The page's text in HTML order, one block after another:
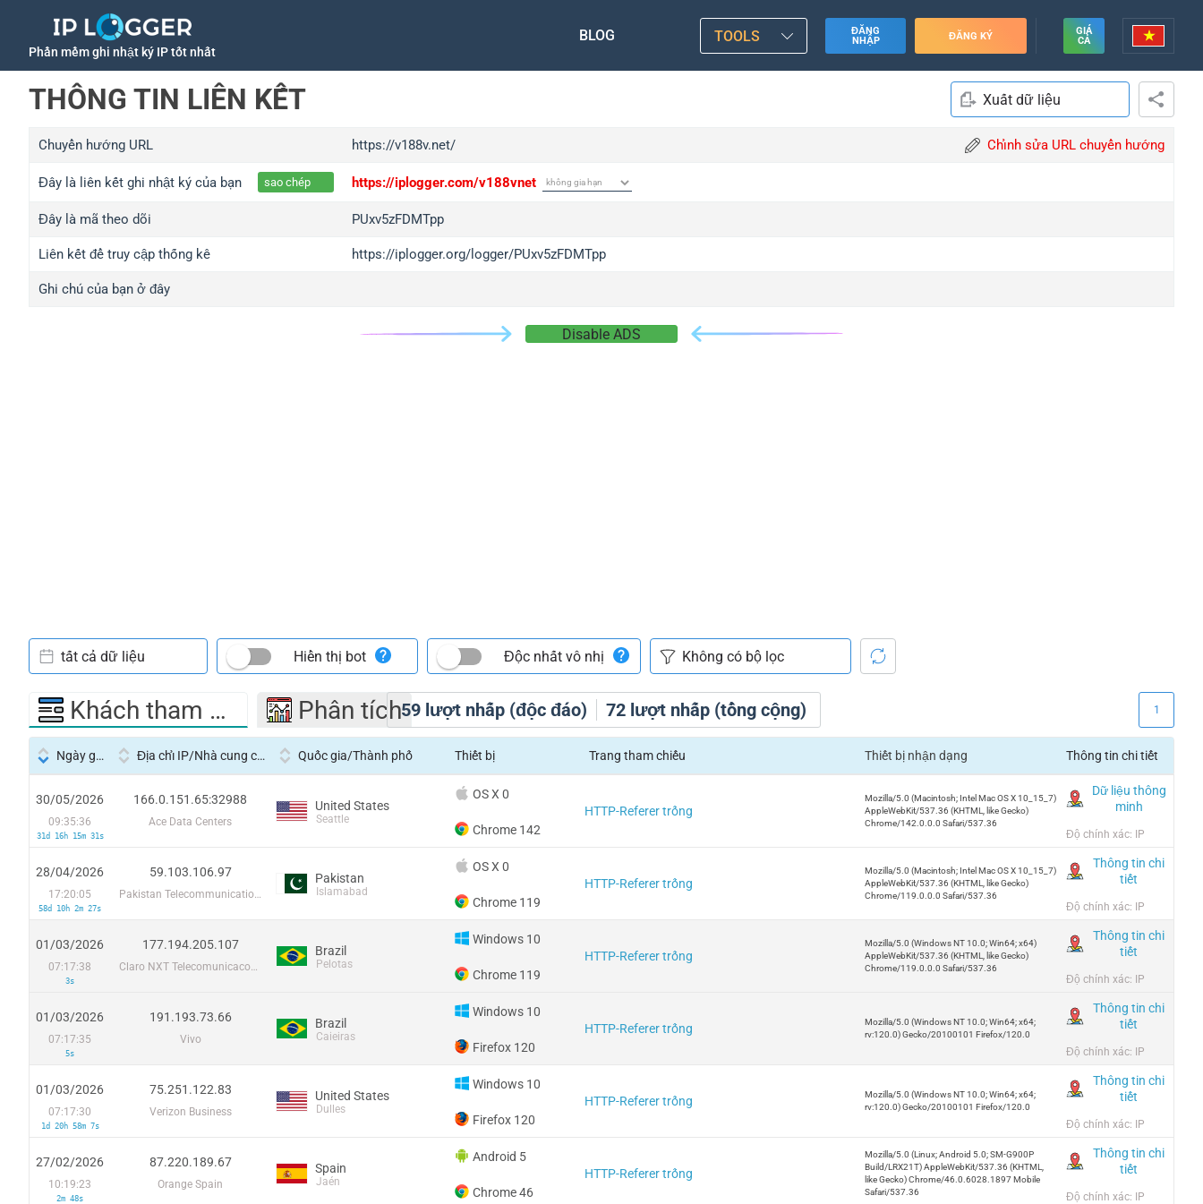
Phần mềm ghi nhật ký IP tốt nhất
BLOG TOOLS
ĐĂNG
NHẬP
ĐĂNG KÝ
GIÁ
CẢ
THÔNG TIN LIÊN KẾT Xuất dữ liệu
Chuyển hướng URL https://v188v.net/ Chỉnh sửa URL chuyển hướng
Đây là liên kết ghi nhật ký của bạn sao chép https://iplogger.com/v188vnet
Đây là mã theo dõi PUxv5zFDMTpp
Liên kết để truy cập thống kê https://iplogger.org/logger/PUxv5zFDMTpp
Ghi chú của bạn ở đây
Disable ADS
59 lượt nhấp (độc đáo) 72 lượt nhấp (tổng cộng)
tất cả dữ liệu Hiển thị bot Độc nhất vô nhị
Khách tham quan Phân tích 1
Ngày giờ Địa chỉ IP/Nhà cung cấp dịch vụ Quốc gia/Thành phố Thiết bị Trang tham chiếu Thiết bị nhận dạng Thông tin chi tiết
30/05/2026
09:35:36
31d 16h 15m 31s
166.0.151.65:32988
Ace Data Centers
United States
Seattle
OS X 0
Chrome 142
HTTP-Referer trống
Mozilla/5.0 (Macintosh; Intel Mac OS X 10_15_7)
AppleWebKit/537.36 (KHTML, like Gecko)
Chrome/142.0.0.0 Safari/537.36
Dữ liệu thông
minh
Độ chính xác: IP
28/04/2026
17:20:05
58d 10h 2m 27s
59.103.106.97
Pakistan Telecommunication Company Limited
Pakistan
Islamabad
OS X 0
Chrome 119
HTTP-Referer trống
Mozilla/5.0 (Macintosh; Intel Mac OS X 10_15_7)
AppleWebKit/537.36 (KHTML, like Gecko)
Chrome/119.0.0.0 Safari/537.36
Thông tin chi
tiết
Độ chính xác: IP
01/03/2026
07:17:38
3s
177.194.205.107
Claro NXT Telecomunicacoes Ltda
Brazil
Pelotas
Windows 10
Chrome 119
HTTP-Referer trống
Mozilla/5.0 (Windows NT 10.0; Win64; x64)
AppleWebKit/537.36 (KHTML, like Gecko)
Chrome/119.0.0.0 Safari/537.36
Thông tin chi
tiết
Độ chính xác: IP
01/03/2026
07:17:35
5s
191.193.73.66
Vivo
Brazil
Caieiras
Windows 10
Firefox 120
HTTP-Referer trống
Mozilla/5.0 (Windows NT 10.0; Win64; x64;
rv:120.0) Gecko/20100101 Firefox/120.0
Thông tin chi
tiết
Độ chính xác: IP
01/03/2026
07:17:30
1d 20h 58m 7s
75.251.122.83
Verizon Business
United States
Dulles
Windows 10
Firefox 120
HTTP-Referer trống
Mozilla/5.0 (Windows NT 10.0; Win64; x64;
rv:120.0) Gecko/20100101 Firefox/120.0
Thông tin chi
tiết
Độ chính xác: IP
27/02/2026
10:19:23
2m 48s
87.220.189.67
Orange Spain
Spain
Jaén
Android 5
Chrome 46
HTTP-Referer trống
Mozilla/5.0 (Linux; Android 5.0; SM-G900P
Build/LRX21T) AppleWebKit/537.36 (KHTML,
like Gecko) Chrome/46.0.6028.1897 Mobile
Safari/537.36
Thông tin chi
tiết
Độ chính xác: IP